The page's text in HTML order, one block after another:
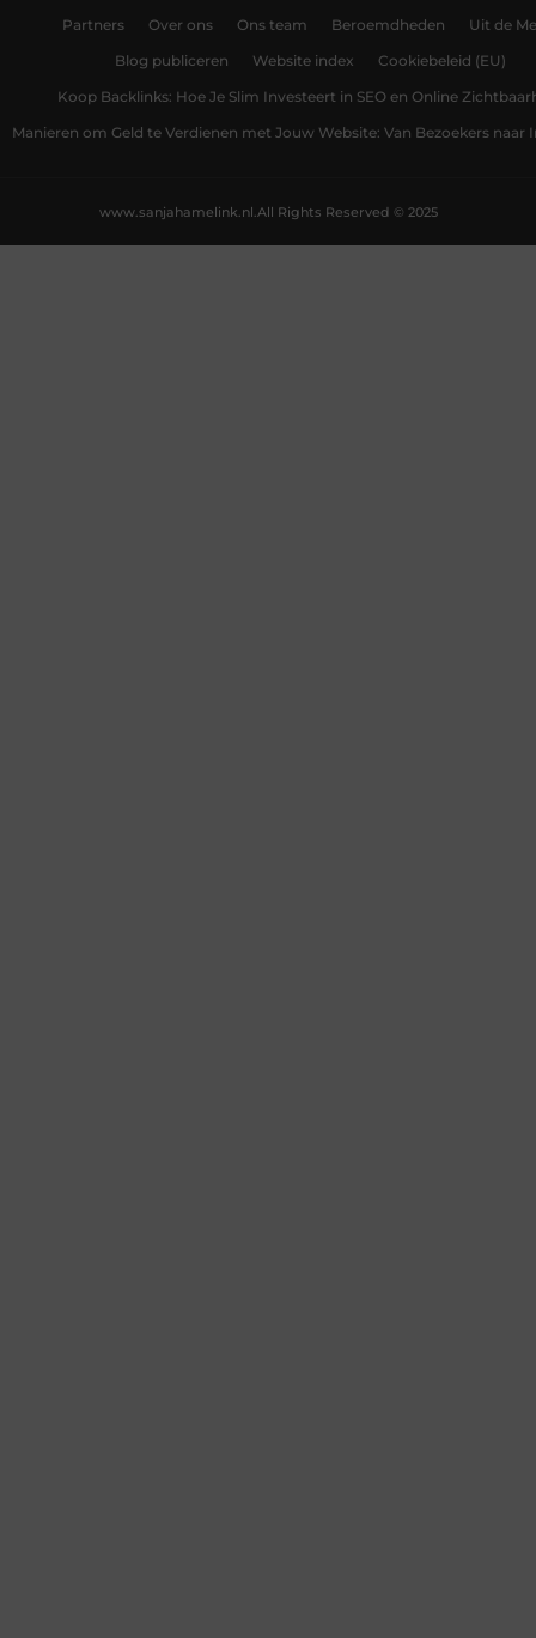
Partners Over ons Ons team Beroemdheden Uit de
Blog publiceren Website index Cookiebeleid (EU)
Koop Backlinks: Hoe Je Slim Investeert in SEO en Online
Manieren om Geld te Verdienen met Jouw Website: Van Bezoekers naar
All Rights Reserved © 2025
www.sanjahamelink.nl.